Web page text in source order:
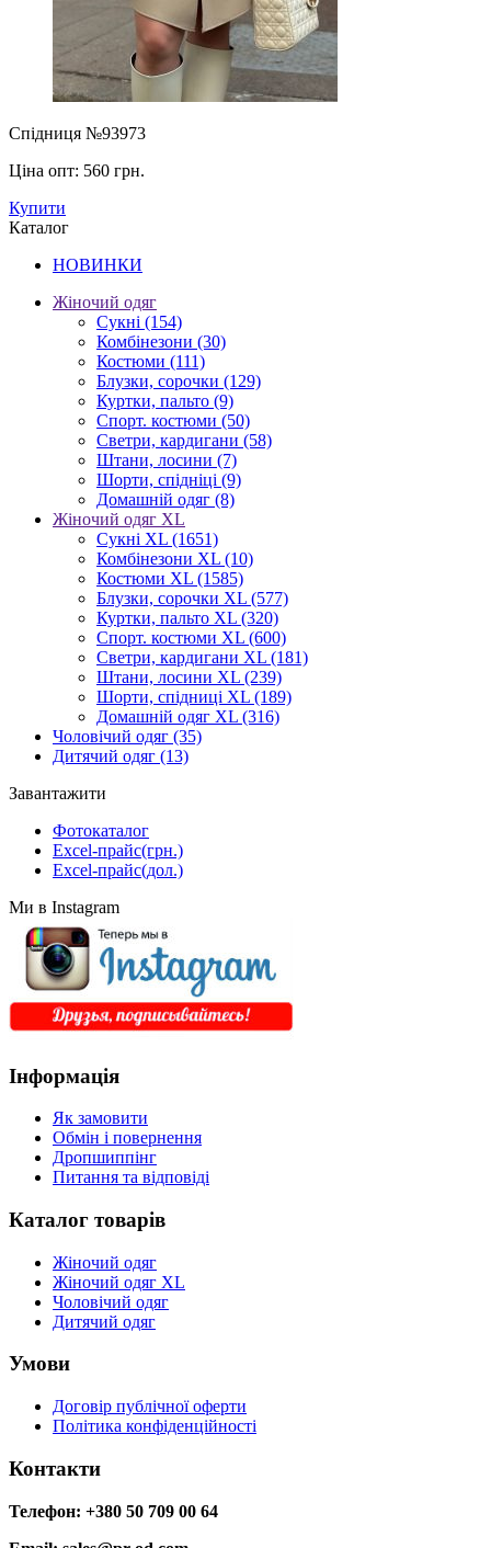
Спідниця №93973
Ціна опт: 560 грн.
Купити
Каталог
НОВИНКИ
Жіночий одяг
Сукні (154)
Комбінезони (30)
Костюми (111)
Блузки, сорочки (129)
Куртки, пальто (9)
Спорт. костюми (50)
Светри, кардигани (58)
Штани, лосини (7)
Шорти, спідніці (9)
Домашній одяг (8)
Жіночий одяг XL
Cукні XL (1651)
Комбінезони XL (10)
Костюми XL (1585)
Блузки, сорочки XL (577)
Куртки, пальто XL (320)
Спорт. костюми XL (600)
Светри, кардигани XL (181)
Штани, лосини XL (239)
Шорти, спідниці XL (189)
Домашній одяг XL (316)
Чоловічий одяг (35)
Дитячий одяг (13)
Завантажити
Фотокаталог
Excel-прайс(грн.)
Excel-прайс(дол.)
Ми в Instagram
Інформація
Як замовити
Обмін і повернення
Дропшиппінг
Питання та відповіді
Каталог товарів
Жіночий одяг
Жіночий одяг XL
Чоловічий одяг
Дитячий одяг
Умови
Договір публічної оферти
Політика конфіденційності
Контакти
Телефон: +380 50 709 00 64